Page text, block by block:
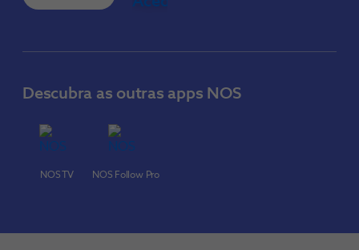
Descubra as outras apps NOS
NOS TV NOS Follow Pro